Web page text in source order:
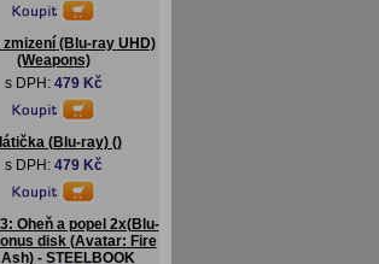
zmizení (Blu-ray UHD)
(Weapons)
s DPH: 479 Kč
(Blu-ray) ()
s DPH: 479 Kč
Oheň a popel 2x(Blu-
disk (Avatar: Fire
- STEELBOOK